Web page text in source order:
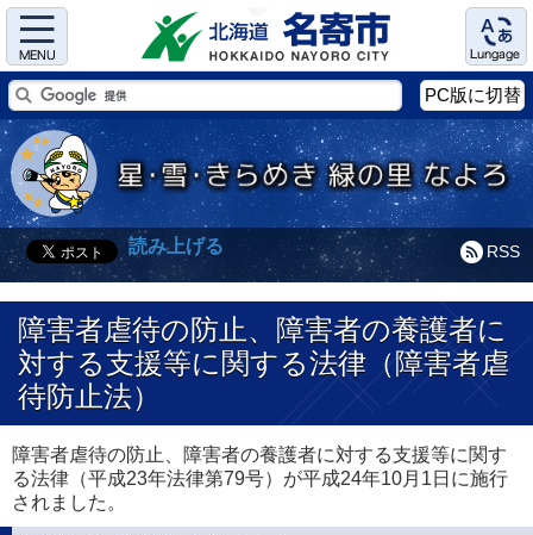
Menu Language
PC版に切替
RSS
読み上げる
障害者虐待の防止、障害者の養護者に
対する支援等に関する法律（障害者虐
待防止法）
障害者虐待の防止、障害者の養護者に対する支援等に関す
る法律（平成23年法律第79号）が平成24年10月1日に施行
されました。